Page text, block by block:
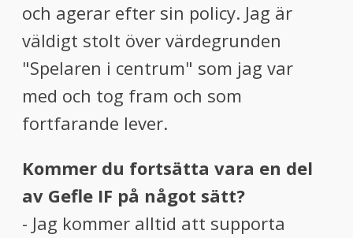
och agerar efter sin policy. Jag är
väldigt stolt över värdegrunden
"Spelaren i centrum" som jag var
med och tog fram och som
fortfarande lever.
Kommer du fortsätta vara en del
av Gefle IF på något sätt?
- Jag kommer alltid att supporta